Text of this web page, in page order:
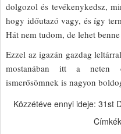
dolgozol és tevékenykedsz,
hogy időutazó vagy, és így
Hát nem tudom, de lehet
Ezzel az igazán gazdag
mostanában itt a neten
ismerősömnek is nagyon
Közzétéve ennyi ideje: 31st